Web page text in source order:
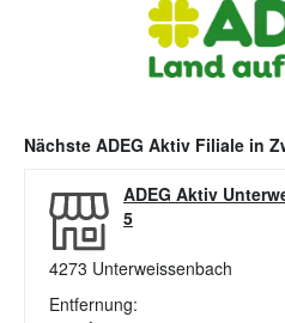
Nächste ADEG Aktiv Filiale in
ADEG Aktiv
5
4273 Unterweissenbach
Entfernung: